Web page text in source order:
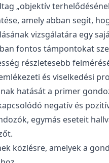
„objektív
amely abban segít,
vizsgálatára egy
fontos támpontokat
részletesebb
és viselkedési
hatását a primer
negatív és
egymás eseteit
közlésre, amelyek a